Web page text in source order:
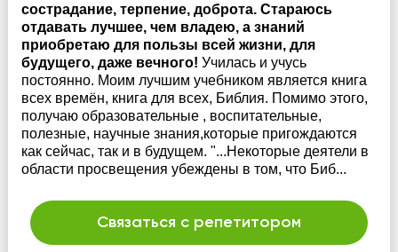
сострадание, терпение, доброта. Стараюсь
отдавать лучшее, чем владею, а знаний
приобретаю для пользы всей жизни, для
будущего, даже вечного! Училась и учусь
постоянно. Моим лучшим учебником является книга
всех времён, книга для всех, Библия. Помимо этого,
получаю образовательные , воспитательные,
полезные, научные знания,которые пригождаются
как сейчас, так и в будущем. "...Некоторые деятели в
области просвещения убеждены в том, что Биб...
Связаться с репетитором